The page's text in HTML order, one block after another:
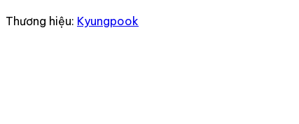
Thương hiệu: Kyungpook